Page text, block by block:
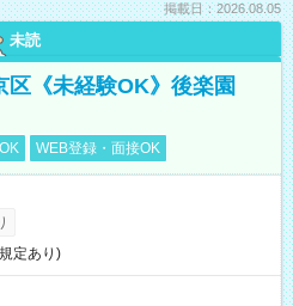
掲載日：2026.08.05
未読
《未経験OK》後楽園
WEB登録・面接OK
定あり)